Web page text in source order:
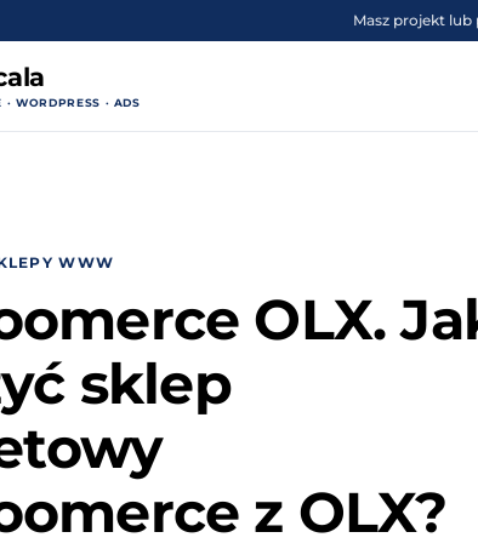
Masz projekt lub
WORDPRESS · ADS
WWW
OLX.
sklep
z OLX?